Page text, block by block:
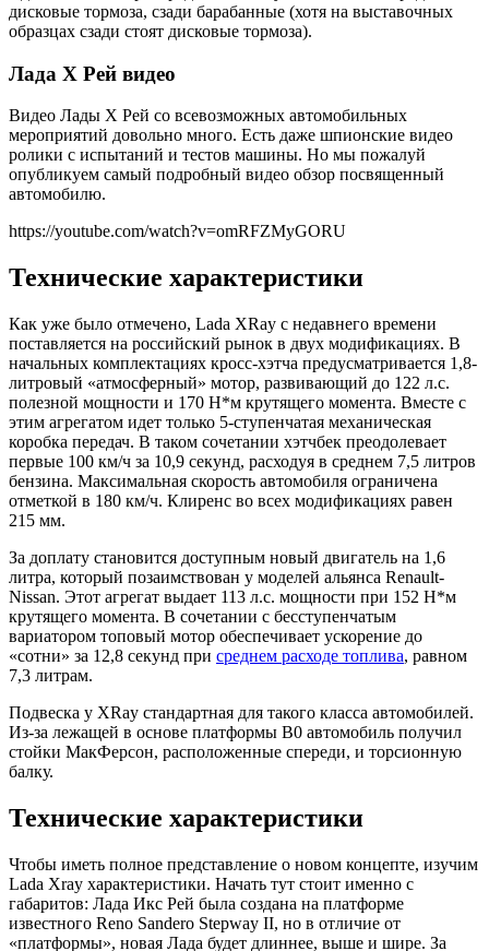
дисковые тормоза, сзади барабанные (хотя на выставочных
образцах сзади стоят дисковые тормоза).
Лада Х Рей видео
Видео Лады Х Рей со всевозможных автомобильных
мероприятий довольно много. Есть даже шпионские видео
ролики с испытаний и тестов машины. Но мы пожалуй
опубликуем самый подробный видео обзор посвященный
автомобилю.
https://youtube.com/watch?v=omRFZMyGORU
Технические характеристики
Как уже было отмечено, Lada XRay с недавнего времени
поставляется на российский рынок в двух модификациях. В
начальных комплектациях кросс-хэтча предусматривается 1,8-
литровый «атмосферный» мотор, развивающий до 122 л.с.
полезной мощности и 170 Н*м крутящего момента. Вместе с
этим агрегатом идет только 5-ступенчатая механическая
коробка передач. В таком сочетании хэтчбек преодолевает
первые 100 км/ч за 10,9 секунд, расходуя в среднем 7,5 литров
бензина. Максимальная скорость автомобиля ограничена
отметкой в 180 км/ч. Клиренс во всех модификациях равен
215 мм.
За доплату становится доступным новый двигатель на 1,6
литра, который позаимствован у моделей альянса Renault-
Nissan. Этот агрегат выдает 113 л.с. мощности при 152 Н*м
крутящего момента. В сочетании с бесступенчатым
вариатором топовый мотор обеспечивает ускорение до
«сотни» за 12,8 секунд при среднем расходе топлива, равном
7,3 литрам.
Подвеска у XRay стандартная для такого класса автомобилей.
Из-за лежащей в основе платформы B0 автомобиль получил
стойки МакФерсон, расположенные спереди, и торсионную
балку.
Технические характеристики
Чтобы иметь полное представление о новом концепте, изучим
Lada Xray характеристики. Начать тут стоит именно с
габаритов: Лада Икс Рей была создана на платформе
известного Reno Sandero Stepway II, но в отличие от
«платформы», новая Лада будет длиннее, выше и шире. За